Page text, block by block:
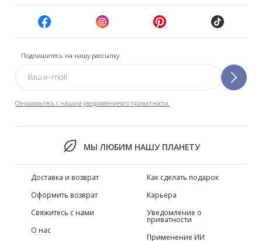
Подпишитесь на нашу рассылку
Ознакомьтесь с нашим уведомлением о приватности.
МЫ ЛЮБИМ НАШУ ПЛАНЕТУ
Доставка и возврат
Оформить возврат
Свяжитесь с нами
О нас
Как сделать подарок
Карьера
Уведомление о
приватности
Применение ИИ